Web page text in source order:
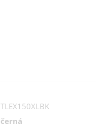
TLEX150XLBK
černá